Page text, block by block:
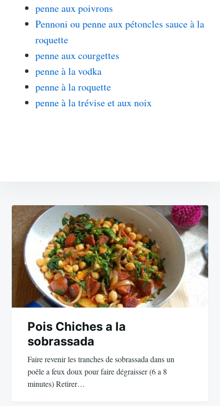
penne aux poivrons
Pennoni ou penne aux pétoncles sauce à la
roquette
penne aux courgettes
penne à la vodka
penne à la roquette
penne à la trévise et aux noix
Navigation
de
l’article
Pois Chiches a la
sobrassada
Faire revenir les tranches de sobrassada dans un
poêle a feux doux pour faire dégraisser (6 a 8
minutes) Retirer…